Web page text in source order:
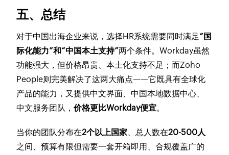
五、总结
对于中国出海企业来说，选择HR系统需要同时满足“国
际化能力”和“中国本土支持”两个条件。Workday虽然
功能强大，但价格昂贵、本土化支持不足；而Zoho
People则完美解决了这两大痛点——它既具有全球化
产品的能力，又提供中文界面、中国本地数据中心、
中文服务团队，价格更比Workday便宜。
当你的团队分布在2个以上国家、总人数在20-500人
之间、预算有限但需要一套开箱即用、合规覆盖广的